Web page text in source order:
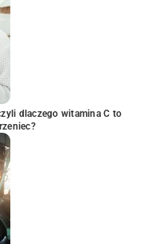
dlaczego witamina C to